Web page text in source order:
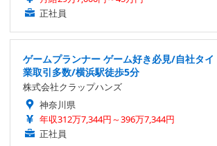
正社員
ゲームプランナー ゲーム好き必見/自社タ
業取引多数/横浜駅徒歩5分
株式会社クラップハンズ
神奈川県
年収312万7,344円～396万7,344円
正社員